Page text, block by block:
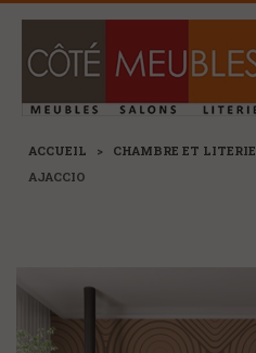
Mon magasin
MARQUES
CANAPÉS ET FAUTEUILS
ACCUEIL > CHAMBRE ET LITERIE
AJACCIO